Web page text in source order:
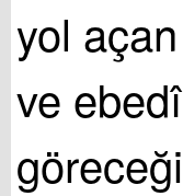
yol
ve